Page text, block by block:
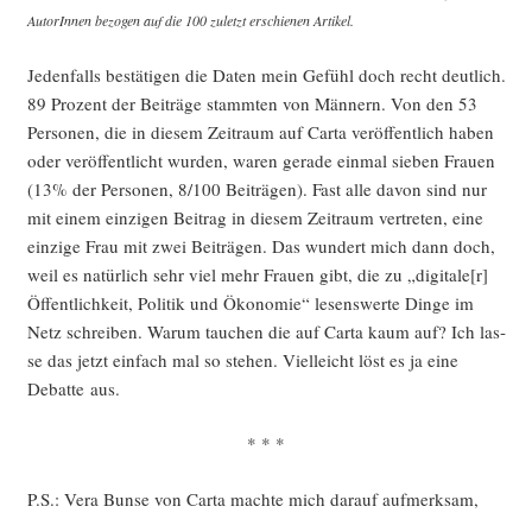
AutorIn­nen bezo­gen auf die 100 zuletzt erschie­nen Artikel.
Jeden­falls bestä­ti­gen die Daten mein Gefühl doch recht deut­lich.
89 Pro­zent der Bei­trä­ge stamm­ten von Män­nern. Von den 53
Per­so­nen, die in die­sem Zeit­raum auf Car­ta ver­öf­fent­lich haben
oder ver­öf­fent­licht wur­den, waren gera­de ein­mal sie­ben Frau­en
(13% der Per­so­nen, 8/100 Bei­trä­gen). Fast alle davon sind nur
mit einem ein­zi­gen Bei­trag in die­sem Zeit­raum ver­tre­ten, eine
ein­zi­ge Frau mit zwei Bei­trä­gen. Das wun­dert mich dann doch,
weil es natür­lich sehr viel mehr Frau­en gibt, die zu „digitale[r]
Öffent­lich­keit, Poli­tik und Öko­no­mie“ lesens­wer­te Din­ge im
Netz schrei­ben. War­um tau­chen die auf Car­ta kaum auf? Ich las­
se das jetzt ein­fach mal so ste­hen. Viel­leicht löst es ja eine
Debat­te aus.
* * *
P.S.: Vera Bun­se von Car­ta mach­te mich dar­auf auf­merk­sam,